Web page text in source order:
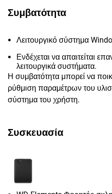
Συμβατότητα
Λειτουργικό σύστημα
Ενδέχεται να απαιτείται
λειτουργικά συστήματα.
Η συμβατότητα μπορεί να
ρύθμιση παραμέτρων του
σύστημα του χρήστη.
Συσκευασία